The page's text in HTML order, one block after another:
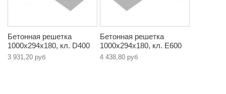
Бетонная решетка
1000х294х180, кл. D400
3 931,20 руб
Бетонная решетка
1000х294х180, кл. E600
4 438,80 руб